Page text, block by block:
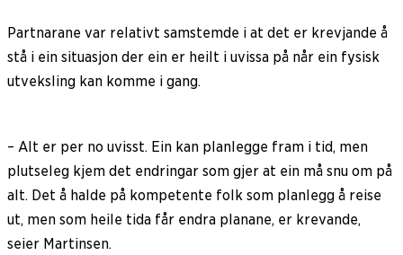
Partnarane var relativt samstemde i at det er krevjande å
stå i ein situasjon der ein er heilt i uvissa på når ein fysisk
utveksling kan komme i gang.
– Alt er per no uvisst. Ein kan planlegge fram i tid, men
plutseleg kjem det endringar som gjer at ein må snu om på
alt. Det å halde på kompetente folk som planlegg å reise
ut, men som heile tida får endra planane, er krevande,
seier Martinsen.